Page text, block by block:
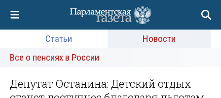
Статьи
Новости
Все о пенсиях в России
Депутат Останина: Детский отдых